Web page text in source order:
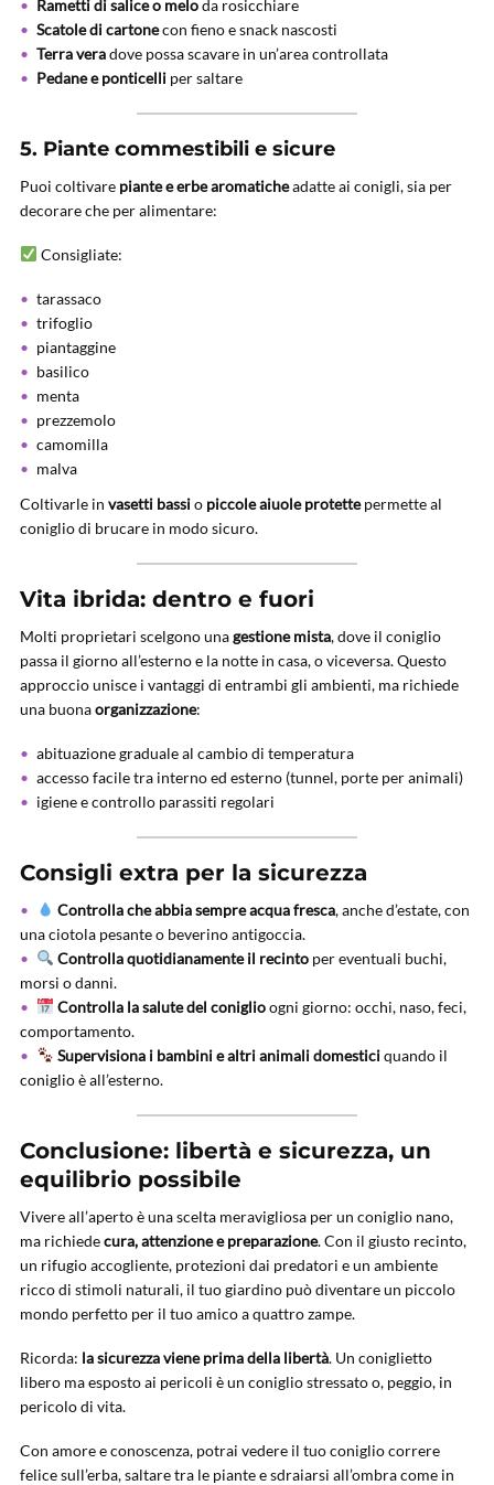
Rametti di salice o meloda rosicchiare
Scatole di cartonecon fieno e snack nascosti
Terra veradove possa scavare in un’area controllata
Pedane e ponticelli per saltare
5. Piante commestibili e sicure
Puoi coltivare piante e erbe aromaticheadatte ai conigli, sia per
decorare che per alimentare:
Consigliate:
tarassaco
trifoglio
piantaggine
basilico
menta
prezzemolo
camomilla
malva
Coltivarle in vasetti bassio piccole aiuole protettepermette al
coniglio di brucare in modo sicuro.
Vita ibrida: dentro e fuori
Molti proprietari scelgono unagestione mista, dove il coniglio
passa il giorno all’esterno e la notte in casa, o viceversa. Questo
approccio unisce i vantaggi di entrambi gli ambienti, ma richiede
una buonaorganizzazione:
abituazione graduale al cambio di temperatura
accesso facile tra interno ed esterno (tunnel, porte per animali)
igiene e controllo parassiti regolari
Consigli extra per la sicurezza
Controlla che abbia sempre acqua fresca, anche d’estate, con
una ciotola pesante o beverino antigoccia.
Controlla quotidianamente il recintoper eventuali buchi,
morsi o danni.
Controlla la salute del coniglioogni giorno: occhi, naso, feci,
comportamento.
Supervisiona i bambini e altri animali domesticiquando il
coniglio è all’esterno.
Conclusione: libertà e sicurezza, un
equilibrio possibile
Vivere all’aperto è una scelta meravigliosa per un coniglio nano,
ma richiedecura, attenzione e preparazione. Con il giusto recinto,
un rifugio accogliente, protezioni dai predatori e un ambiente
ricco di stimoli naturali, il tuo giardino può diventare un piccolo
mondo perfetto per il tuo amico a quattro zampe.
Ricorda: la sicurezza viene prima della libertà. Un coniglietto
libero ma esposto ai pericoli è un coniglio stressato o, peggio, in
pericolo di vita.
Con amore e conoscenza, potrai vedere il tuo coniglio correre
felice sull’erba, saltare tra le piante e sdraiarsi all’ombra come in